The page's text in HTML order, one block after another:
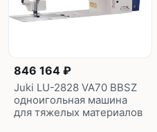
846 164 ₽
Juki LU-2828 VA70 BBSZ
одноигольная машина
для тяжелых материалов